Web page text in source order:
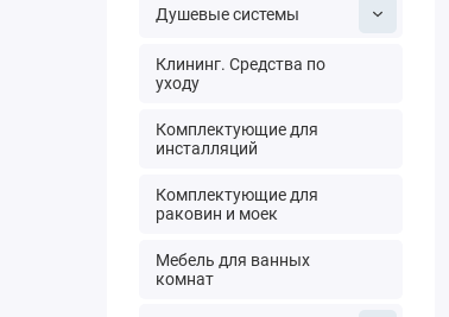
Душевые системы
Клининг. Средства по
уходу
Комплектующие для
инсталляций
Комплектующие для
раковин и моек
Мебель для ванных
комнат